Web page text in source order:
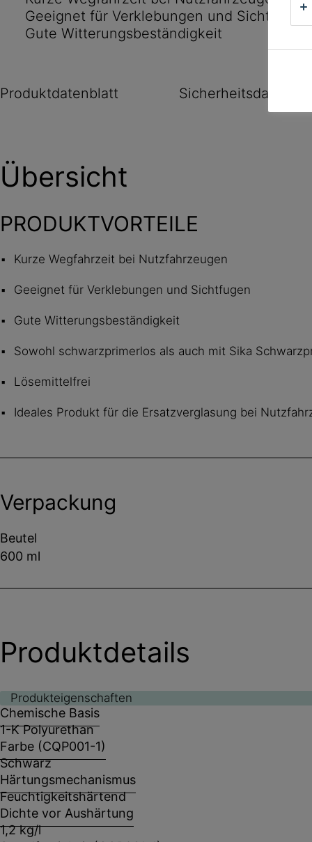
Geeignet für Verklebungen und Sichtfugen
Gute Witterungsbeständigkeit
Produktdatenblatt Sicherheitsdatenblatt
Übersicht
PRODUKTVORTEILE
Kurze Wegfahrzeit bei Nutzfahrzeugen
Geeignet für Verklebungen und Sichtfugen
Gute Witterungsbeständigkeit
Sowohl schwarzprimerlos als auch mit Sika
Lösemittelfrei
Ideales Produkt für die Ersatzverglasung bei
Verpackung
Beutel
600 ml
Produktdetails
Produkteigenschaften
Chemische Basis
1-K Polyurethan
Farbe (CQP001-1)
Schwarz
Härtungsmechanismus
Feuchtigkeitshärtend
Dichte vor Aushärtung
1,2 kg/l